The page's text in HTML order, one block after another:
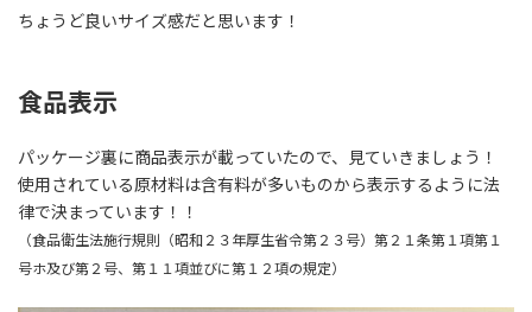
ちょうど良いサイズ感だと思います！
食品表示
パッケージ裏に商品表示が載っていたので、見ていきましょう！
使用されている原材料は含有料が多いものから表示するように法
律で決まっています！！
（食品衛生法施行規則（昭和２３年厚生省令第２３号）第２１条第１項第１
号ホ及び第２号、第１１項並びに第１２項の規定）